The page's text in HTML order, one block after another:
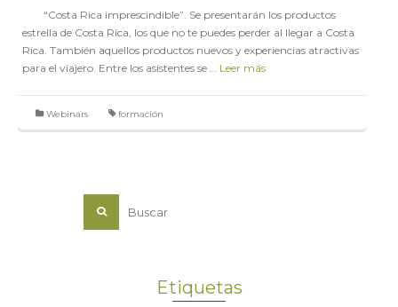
“Costa Rica imprescindible”. Se presentarán los productos
estrella de Costa Rica, los que no te puedes perder al llegar a Costa
Rica. También aquellos productos nuevos y experiencias atractivas
para el viajero. Entre los asistentes se … Leer más
Webinars formación
Etiquetas